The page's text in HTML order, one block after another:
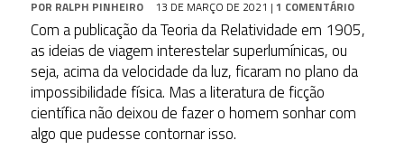
POR RALPH PINHEIRO 13 DE MARÇO DE 2021 | 1 COMENTÁRIO
Com a publicação da Teoria da Relatividade em 1905,
as ideias de viagem interestelar superlumínicas, ou
seja, acima da velocidade da luz, ficaram no plano da
impossibilidade física. Mas a literatura de ficção
científica não deixou de fazer o homem sonhar com
algo que pudesse contornar isso.